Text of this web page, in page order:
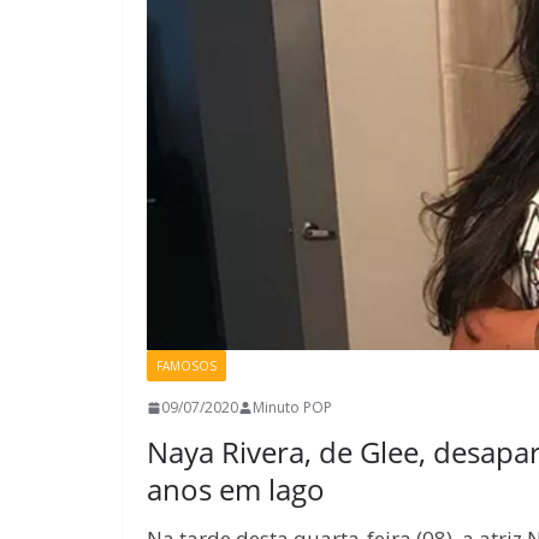
FAMOSOS
09/07/2020 Minuto POP
Naya Rivera, de Glee,
anos em lago